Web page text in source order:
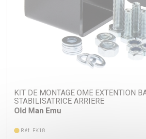
KIT DE MONTAGE OME EXTENTION
STABILISATRICE ARRIERE
Old Man Emu
Réf. FK18